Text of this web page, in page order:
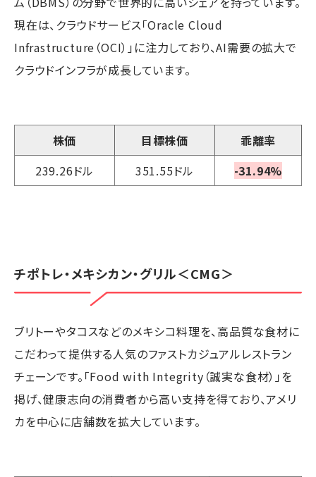
現在は、クラウドサービス「Oracle Cloud
Infrastructure（OCI）」に注力しており、AI需要の拡大で
クラウドインフラが成長しています。
株価 目標株価
乖離率
239.26ドル
351.55ドル -31.94%
チポトレ・メキシカン・グリル＜CMG＞
ブリトーやタコスなどのメキシコ料理を、高品質な食材に
こだわって提供する人気のファストカジュアルレストラン
チェーンです。「Food with Integrity（誠実な食材）」を
掲げ、健康志向の消費者から高い支持を得ており、アメリ
カを中心に店舗数を拡大しています。